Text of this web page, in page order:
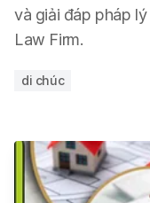
và giải đáp pháp
Law Firm.
di chúc